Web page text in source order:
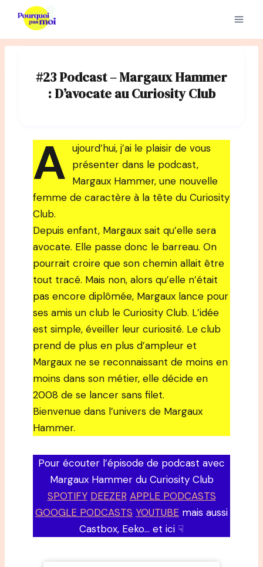
contenu
#23 Podcast – Margaux Hammer
: D’avocate au Curiosity Club
A ujourd’hui, j’ai le plaisir de vous
présenter dans le podcast,
Margaux Hammer, une nouvelle
femme de caractère à la tête du Curiosity
Club.
Depuis enfant, Margaux sait qu’elle sera
avocate. Elle passe donc le barreau. On
pourrait croire que son chemin allait être
tout tracé. Mais non, alors qu’elle n’était
pas encore diplômée, Margaux lance pour
ses amis un club le Curiosity Club. L’idée
est simple, éveiller leur curiosité. Le club
prend de plus en plus d’ampleur et
Margaux ne se reconnaissant de moins en
moins dans son métier, elle décide en
2008 de se lancer sans filet.
Bienvenue dans l’univers de Margaux
Hammer.
Pour écouter l’épisode de podcast avec
Margaux Hammer du Curiosity Club
SPOTIFY DEEZER APPLE PODCASTS
GOOGLE PODCASTS YOUTUBE mais aussi
Castbox, Eeko… et ici ☟